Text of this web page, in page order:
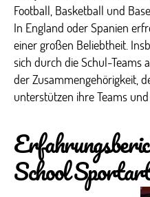
Football, Basketball und
In England oder Spanien
einer großen Beliebtheit.
sich durch die Schul-Teams
der Zusammengehörigkeit,
unterstützen ihre Teams
School